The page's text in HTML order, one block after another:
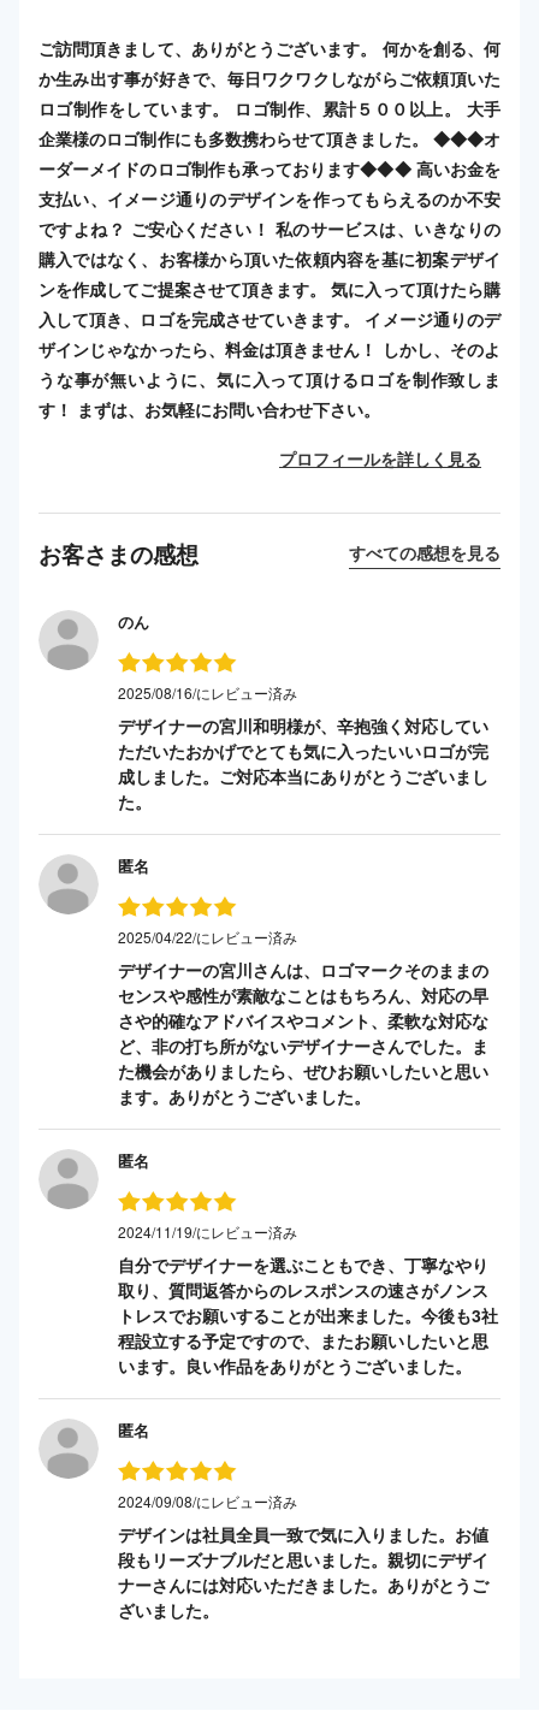
ご訪問頂きまして、ありがとうございます。 何かを創る、何
か生み出す事が好きで、毎日ワクワクしながらご依頼頂いた
ロゴ制作をしています。 ロゴ制作、累計５００以上。 大手
企業様のロゴ制作にも多数携わらせて頂きました。 ◆◆◆オ
ーダーメイドのロゴ制作も承っております◆◆◆ 高いお金を
支払い、イメージ通りのデザインを作ってもらえるのか不安
ですよね？ ご安心ください！ 私のサービスは、いきなりの
購入ではなく、お客様から頂いた依頼内容を基に初案デザイ
ンを作成してご提案させて頂きます。 気に入って頂けたら購
入して頂き、ロゴを完成させていきます。 イメージ通りのデ
ザインじゃなかったら、料金は頂きません！ しかし、そのよ
うな事が無いように、気に入って頂けるロゴを制作致しま
す！ まずは、お気軽にお問い合わせ下さい。
プロフィールを詳しく見る
お客さまの感想 すべての感想を見る
のん
2025/08/16/にレビュー済み
デザイナーの宮川和明様が、辛抱強く対応してい
ただいたおかげでとても気に入ったいいロゴが完
成しました。ご対応本当にありがとうございまし
た。
匿名
2025/04/22/にレビュー済み
デザイナーの宮川さんは、ロゴマークそのままの
センスや感性が素敵なことはもちろん、対応の早
さや的確なアドバイスやコメント、柔軟な対応な
ど、非の打ち所がないデザイナーさんでした。ま
た機会がありましたら、ぜひお願いしたいと思い
ます。ありがとうございました。
匿名
2024/11/19/にレビュー済み
自分でデザイナーを選ぶこともでき、丁寧なやり
取り、質問返答からのレスポンスの速さがノンス
トレスでお願いすることが出来ました。今後も3社
程設立する予定ですので、またお願いしたいと思
います。良い作品をありがとうございました。
匿名
2024/09/08/にレビュー済み
デザインは社員全員一致で気に入りました。お値
段もリーズナブルだと思いました。親切にデザイ
ナーさんには対応いただきました。ありがとうご
ざいました。